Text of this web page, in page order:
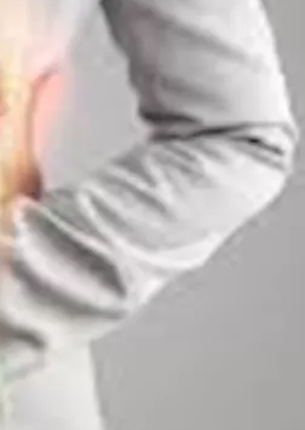
تحدث نتيجة ضعف العضلة العاصرة
لأحماض المعدة بالارتداد إلى
بالحرقة، واتباع نمط غذائي
يمكن أن تساهم في
ماء جوز الهند مع الليمون؟
فوائد تناول ماء جوز الهند
وذلك وفقًا لما أوضحته الدكتور
العلاجية.